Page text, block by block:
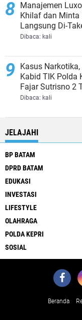
Manajemen
Khilaf dan Minta
Langsung Di-
Dibaca: kali
Kasus
Kabid TIK Polda
Fajar Sutrisno 2
Dibaca: kali
JELAJAHI
BP BATAM
DPRD BATAM
EDUKASI
INVESTASI
LIFESTYLE
OLAHRAGA
POLDA KEPRI
SOSIAL
Beranda